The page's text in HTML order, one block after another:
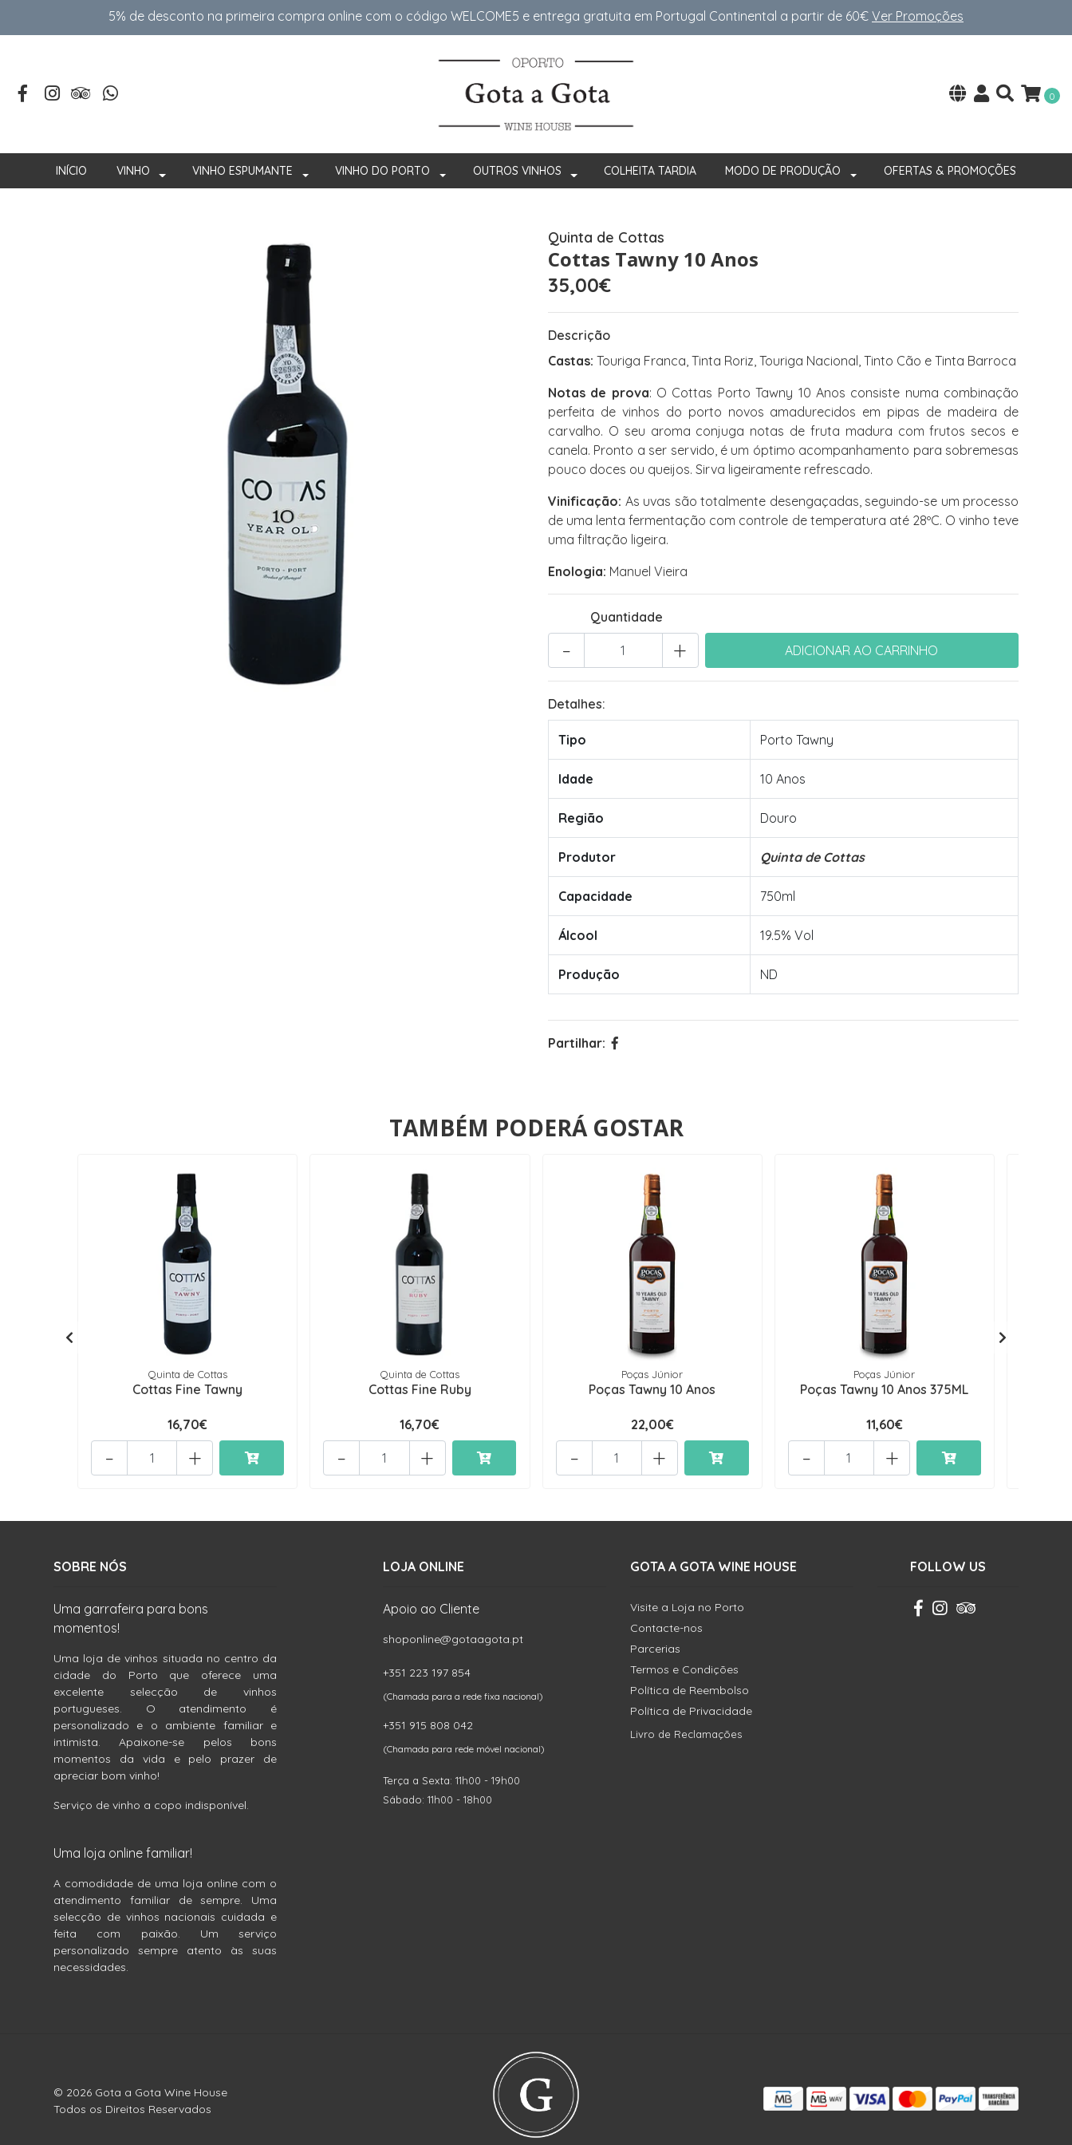
5% de desconto na primeira compra online com o código WELCOME5 e entrega gratuita em Portugal Continental a partir de 60€ Ver Promoções
0
INÍCIO VINHO VINHO ESPUMANTE VINHO DO PORTO OUTROS VINHOS COLHEITA TARDIA MODO DE PRODUÇÃO OFERTAS & PROMOÇÕES
Quinta de Cottas
Cottas Tawny 10 Anos
35,00€
Descrição
Castas: Touriga Franca, Tinta Roriz, Touriga Nacional, Tinto Cão e Tinta Barroca
Notas de prova: O Cottas Porto Tawny 10 Anos consiste numa combinação
perfeita de vinhos do porto novos amadurecidos em pipas de madeira de
carvalho. O seu aroma conjuga notas de fruta madura com frutos secos e
canela. Pronto a ser servido, é um óptimo acompanhamento para sobremesas
pouco doces ou queijos. Sirva ligeiramente refrescado.
Vinificação: As uvas são totalmente desengaçadas, seguindo-se um processo
de uma lenta fermentação com controle de temperatura até 28ºC. O vinho teve
uma filtração ligeira.
Enologia: Manuel Vieira
Quantidade
+
-
Detalhes:
Tipo Porto Tawny
Idade 10 Anos
Região Douro
Produtor Quinta de Cottas
Capacidade 750ml
Álcool 19.5% Vol
Produção ND
Partilhar:
TAMBÉM PODERÁ GOSTAR
Quinta de Cottas
Cottas Fine Tawny
16,70€
+
-
Quinta de Cottas
Cottas Fine Ruby
16,70€
+
-
Poças Júnior
Poças Tawny 10 Anos
22,00€
+
-
Poças Júnior
Poças Tawny 10 Anos 375ML
11,60€
+
-
SOBRE NÓS
Uma garrafeira para bons
momentos!
Uma loja de vinhos situada no centro da
cidade do Porto que oferece uma
excelente selecção de vinhos
portugueses. O atendimento é
personalizado e o ambiente familiar e
intimista. Apaixone-se pelos bons
momentos da vida e pelo prazer de
apreciar bom vinho!
Serviço de vinho a copo indisponível.
Uma loja online familiar!
A comodidade de uma loja online com o
atendimento familiar de sempre. Uma
selecção de vinhos nacionais cuidada e
feita com paixão. Um serviço
personalizado sempre atento às suas
necessidades.
LOJA ONLINE
Apoio ao Cliente
shoponline@gotaagota.pt
+351 223 197 854
(Chamada para a rede fixa nacional)
+351 915 808 042
(Chamada para rede móvel nacional)
Terça a Sexta: 11h00 - 19h00
Sábado: 11h00 - 18h00
GOTA A GOTA WINE HOUSE
Visite a Loja no Porto
Contacte-nos
Parcerias
Termos e Condições
Política de Reembolso
Política de Privacidade
Livro de Reclamações
FOLLOW US
© 2026 Gota a Gota Wine House
Todos os Direitos Reservados